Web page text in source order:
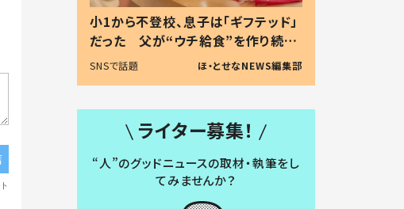
小1から不登校、息子は「ギフテッド」
だった 父が“ウチ給食”を作り続け
る理由とは #令和の親 #令和の子
SNSで話題 ほ・とせなNEWS編集部
ライター募集！
“人”のグッドニュースの取材・執筆をし
てみませんか？